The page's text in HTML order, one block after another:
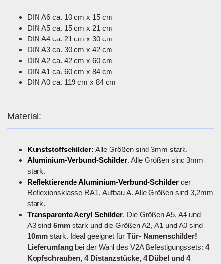
DIN A6 ca. 10 cm x 15 cm
DIN A5 ca. 15 cm x 21 cm
DIN A4 ca. 21 cm x 30 cm
DIN A3 ca. 30 cm x 42 cm
DIN A2 ca. 42 cm x 60 cm
DIN A1 ca. 60 cm x 84 cm
DIN A0 ca. 119 cm x 84 cm
Material:
Kunststoffschilder: Alle Größen sind 3mm stark.
Aluminium-Verbund-Schilder. Alle Größen sind 3mm
stark.
Reflektierende Aluminium-Verbund-Schilder der
Reflexionsklasse RA1, Aufbau A. Alle Größen sind 3,2mm
stark.
Transparente Acryl Schilder. Die Größen A5, A4 und
A3 sind 5mm stark und die Größen A2, A1 und A0 sind
10mm stark. Ideal geeignet für Tür- Namenschilder!
Lieferumfang bei der Wahl des V2A Befestigungssets: 4
Kopfschrauben, 4 Distanzstücke, 4 Dübel und 4